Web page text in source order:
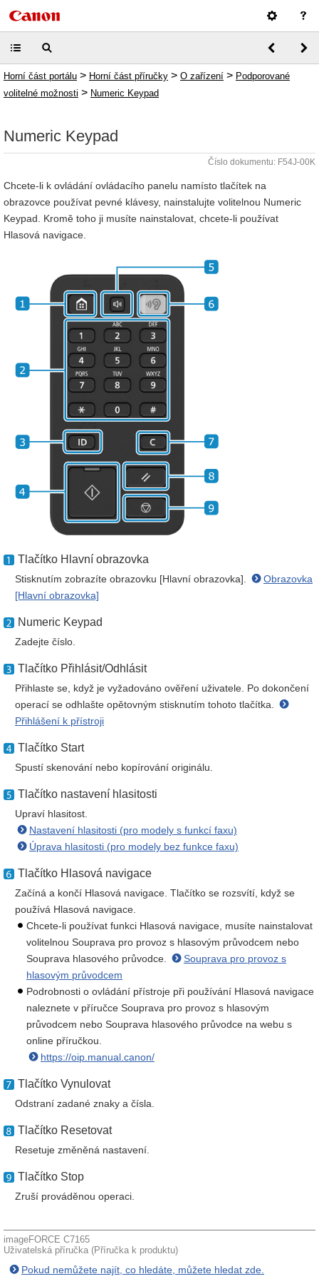
Horní část portálu > Horní část příručky > O zařízení > Podporované
volitelné možnosti > Numeric Keypad
Numeric Keypad
Číslo dokumentu: F54J-00K
Chcete-li k ovládání ovládacího panelu namísto tlačítek na
obrazovce používat pevné klávesy, nainstalujte volitelnou Numeric
Keypad. Kromě toho ji musíte nainstalovat, chcete-li používat
Hlasová navigace.
Tlačítko Hlavní obrazovka
Stisknutím zobrazíte obrazovku [Hlavní obrazovka].
Obrazovka
[Hlavní obrazovka]
Numeric Keypad
Zadejte číslo.
Tlačítko Přihlásit/Odhlásit
Přihlaste se, když je vyžadováno ověření uživatele. Po dokončení
operací se odhlašte opětovným stisknutím tohoto tlačítka.
Přihlášení k přístroji
Tlačítko Start
Spustí skenování nebo kopírování originálu.
Tlačítko nastavení hlasitosti
Upraví hlasitost.
Nastavení hlasitosti (pro modely s funkcí faxu)
Úprava hlasitosti (pro modely bez funkce faxu)
Tlačítko Hlasová navigace
Začíná a končí Hlasová navigace. Tlačítko se rozsvítí, když se
používá Hlasová navigace.
Chcete-li používat funkci Hlasová navigace, musíte nainstalovat
volitelnou Souprava pro provoz s hlasovým průvodcem nebo
Souprava hlasového průvodce.
Souprava pro provoz s
hlasovým průvodcem
Podrobnosti o ovládání přístroje při používání Hlasová navigace
naleznete v příručce Souprava pro provoz s hlasovým
průvodcem nebo Souprava hlasového průvodce na webu s
online příručkou.
https://oip.manual.canon/
Tlačítko Vynulovat
Odstraní zadané znaky a čísla.
Tlačítko Resetovat
Resetuje změněná nastavení.
Tlačítko Stop
Zruší prováděnou operaci.
imageFORCE C7165
Uživatelská příručka (Příručka k produktu)
Pokud nemůžete najít, co hledáte, můžete hledat zde.